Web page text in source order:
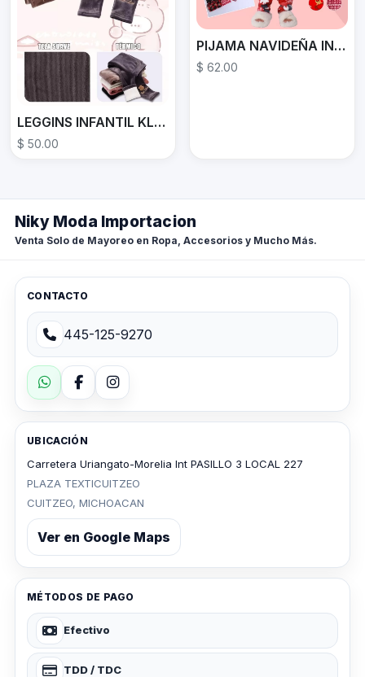
LEGGINS INFANTIL KLEG300
$ 50.00
PIJAMA NAVIDEÑA INFANTIL KPJ300 INFANTIL
$ 62.00
Niky Moda Importacion
Venta Solo de Mayoreo en Ropa, Accesorios y Mucho Más.
CONTACTO
445-125-9270
UBICACIÓN
Carretera Uriangato-Morelia Int PASILLO 3 LOCAL 227
PLAZA TEXTICUITZEO
CUITZEO, MICHOACAN
Ver en Google Maps
MÉTODOS DE PAGO
Efectivo
TDD / TDC